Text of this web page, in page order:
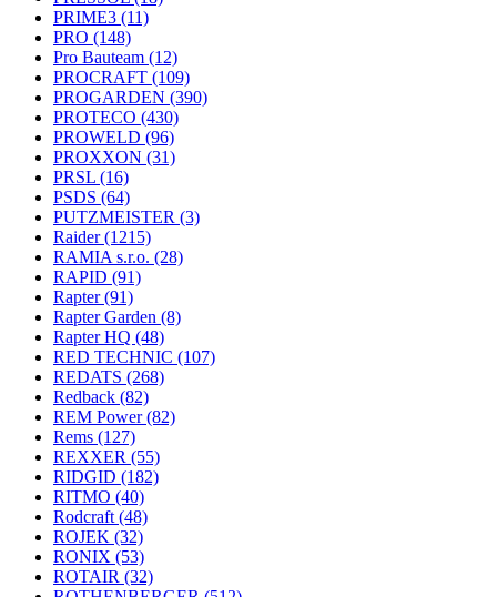
PRIME3 (11)
PRO (148)
Pro Bauteam (12)
PROCRAFT (109)
PROGARDEN (390)
PROTECO (430)
PROWELD (96)
PROXXON (31)
PRSL (16)
PSDS (64)
PUTZMEISTER (3)
Raider(1215)
RAMIA s.r.o. (28)
RAPID (91)
Rapter(91)
Rapter Garden (8)
Rapter HQ (48)
RED TECHNIC (107)
REDATS (268)
Redback (82)
REM Power(82)
Rems (127)
REXXER (55)
RIDGID (182)
RITMO (40)
Rodcraft (48)
ROJEK (32)
RONIX (53)
ROTAIR (32)